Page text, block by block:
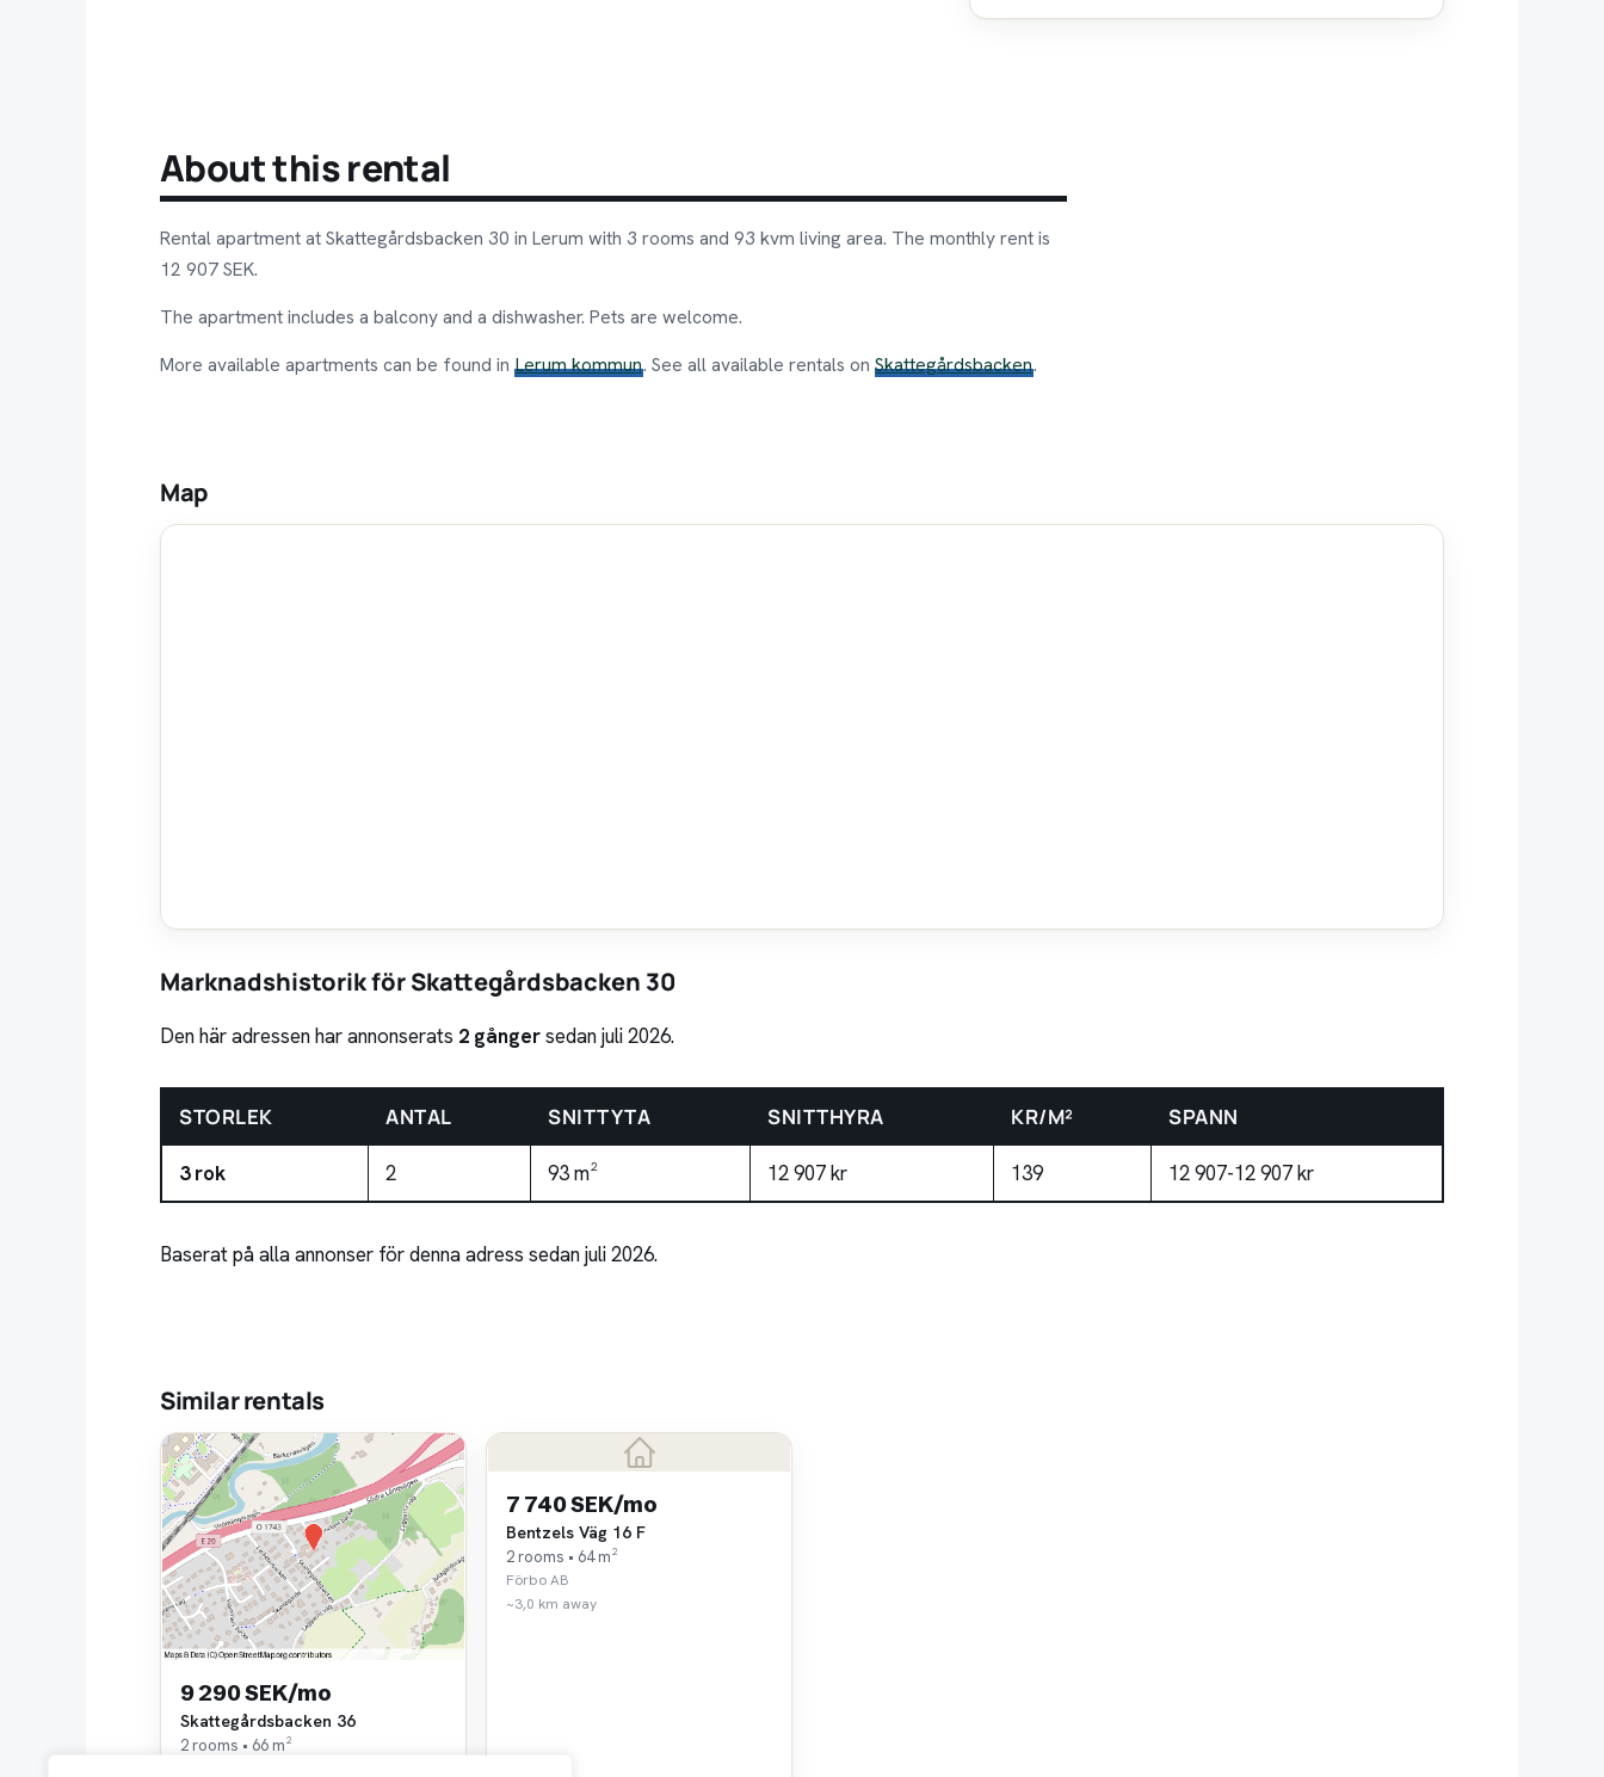
About this rental
Rental apartment at Skattegårdsbacken 30 in Lerum with 3 rooms and 93 kvm living area. The monthly rent is
12 907 SEK.
The apartment includes a balcony and a dishwasher. Pets are welcome.
More available apartments can be found in Lerum kommun. See all available rentals on Skattegårdsbacken.
Map
Marknadshistorik för Skattegårdsbacken 30
Den här adressen har annonserats 2 gångersedan juli 2026.
STORLEK ANTAL SNITTYTA SNITTHYRA KR/M² SPANN
3 rok 2 93 m² 12 907 kr 139 12 907-12 907 kr
Baserat på alla annonser för denna adress sedan juli 2026.
Similar rentals
9 290 SEK/mo
Skattegårdsbacken 36
2 rooms • 66 m²
7 740 SEK/mo
Bentzels Väg 16 F
2 rooms • 64 m²
Förbo AB
~3,0 km away